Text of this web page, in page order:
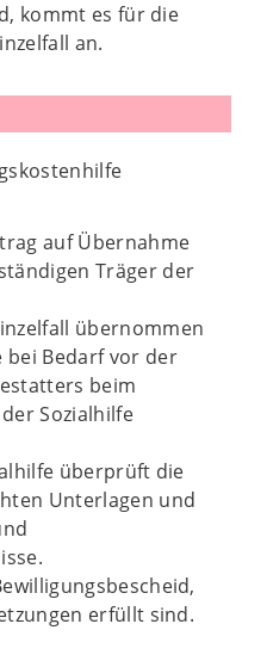
kommt es für die
an.
auf Übernahme
Träger der
übernommen
bei Bedarf vor der
beim
Sozialhilfe
überprüft die
Unterlagen und
erfüllt sind.